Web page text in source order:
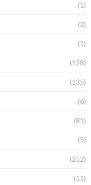
(1)
(3)
(1)
(128)
(135)
(6)
(81)
(5)
(252)
(11)